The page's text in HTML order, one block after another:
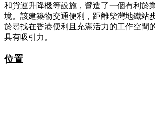
和貨運升降機等設施，營造了一個有利於
境。該建築物交通便利，距離柴灣地鐵站
於尋找在香港便利且充滿活力的工作空間
具有吸引力。
位置